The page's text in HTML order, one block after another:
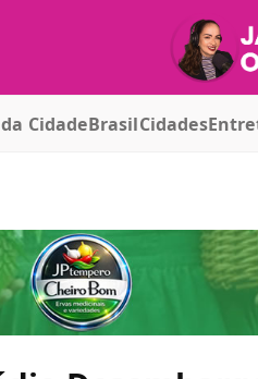
CidadeBrasilCidades